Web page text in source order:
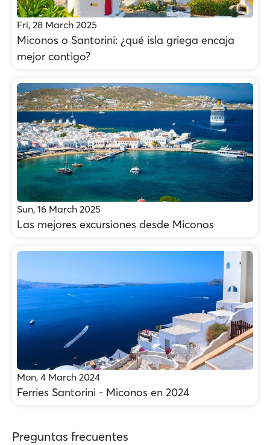
Fri, 28 March 2025
Miconos o Santorini: ¿qué isla griega encaja
mejor contigo?
Sun, 16 March 2025
Las mejores excursiones desde Miconos
Mon, 4 March 2024
Ferries Santorini - Miconos en 2024
Preguntas frecuentes